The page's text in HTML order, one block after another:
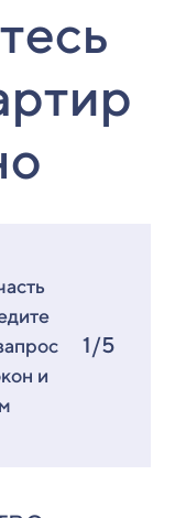
и
1/5